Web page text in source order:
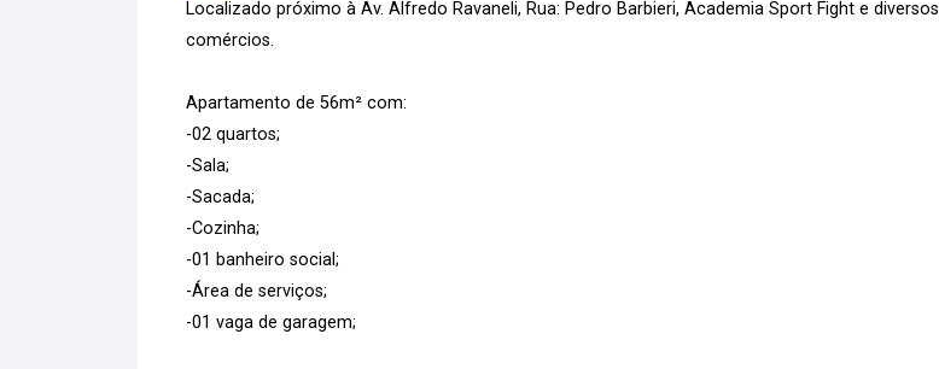
Localizado próximo à Av. Alfredo Ravaneli, Rua: Pedro Barbieri, Academia Sport Fight e diversos
comércios.
Apartamento de 56m² com:
-02 quartos;
-Sala;
-Sacada;
-Cozinha;
-01 banheiro social;
-Área de serviços;
-01 vaga de garagem;